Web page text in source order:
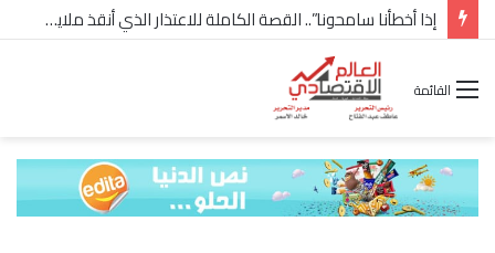
إذا أخطأنا سامحونا”.. القصة الكاملة للاعتذار الذي أنقذ ملايين “إعمار” في الساحل الشمالي
القائمة